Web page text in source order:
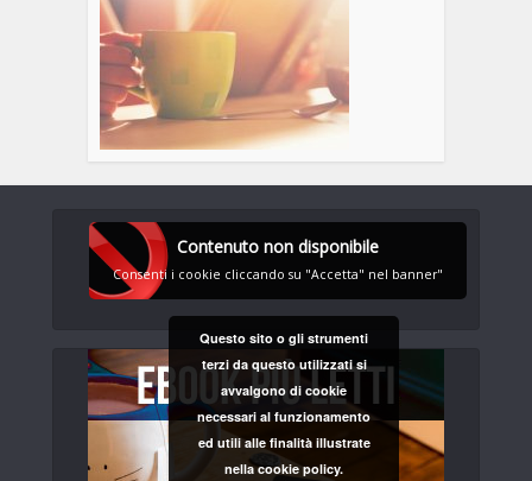
Contenuto non disponibile
Consenti i cookie cliccando su "Accetta" nel banner"
Questo sito o gli strumenti
terzi da questo utilizzati si
avvalgono di cookie
necessari al funzionamento
ed utili alle finalità illustrate
nella cookie policy.